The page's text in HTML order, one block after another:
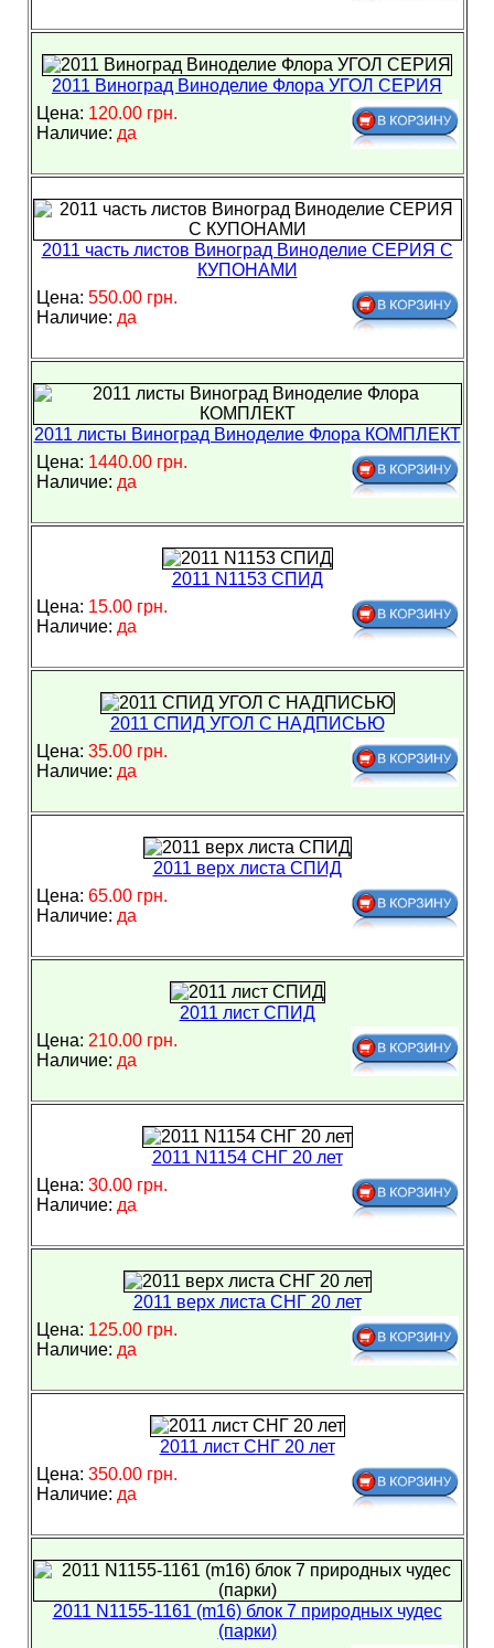
2011 Виноград Виноделие Флора УГОЛ СЕРИЯ
Цена: 120.00 грн.
Наличие: да
2011 часть листов Виноград Виноделие СЕРИЯ С
КУПОНАМИ
Цена: 550.00 грн.
Наличие: да
2011 листы Виноград Виноделие Флора КОМПЛЕКТ
Цена: 1440.00 грн.
Наличие: да
2011 N1153 СПИД
Цена: 15.00 грн.
Наличие: да
2011 СПИД УГОЛ С НАДПИСЬЮ
Цена: 35.00 грн.
Наличие: да
2011 верх листа СПИД
Цена: 65.00 грн.
Наличие: да
2011 лист СПИД
Цена: 210.00 грн.
Наличие: да
2011 N1154 СНГ 20 лет
Цена: 30.00 грн.
Наличие: да
2011 верх листа СНГ 20 лет
Цена: 125.00 грн.
Наличие: да
2011 лист СНГ 20 лет
Цена: 350.00 грн.
Наличие: да
2011 N1155-1161 (m16) блок 7 природных чудес
(парки)